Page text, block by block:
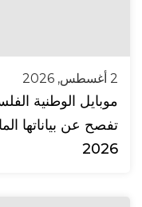
2 أغسطس, 2026
تفصح عن بياناتها
2026